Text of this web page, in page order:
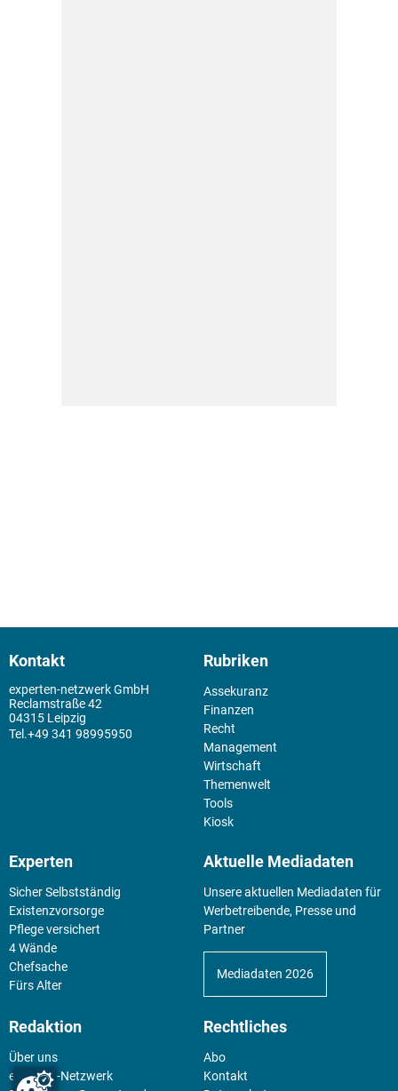
Kontakt
experten-netzwerk GmbH
Reclamstraße 42
04315 Leipzig
+49 341 98995950
Rubriken
Assekuranz
Finanzen
Recht
Management
Wirtschaft
Themenwelt
Tools
Kiosk
Experten
Sicher Selbstständig
Existenz­vorsorge
Pflege versichert
4 Wände
Chefsache
Fürs Alter
Aktuelle Mediadaten
Unsere aktuellen Mediadaten für
Werbetreibende, Presse und
Partner
Mediadaten 2026
Redaktion
Über uns
experten-Netzwerk
Rechtliches
Abo
Kontakt